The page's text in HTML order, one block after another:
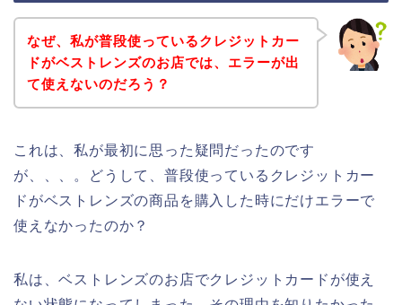
なぜ、私が普段使っているクレジットカー
ドがベストレンズのお店では、エラーが出
て使えないのだろう？
これは、私が最初に思った疑問だったのです
が、、、。どうして、普段使っているクレジットカー
ドがベストレンズの商品を購入した時にだけエラーで
使えなかったのか？
私は、ベストレンズのお店でクレジットカードが使え